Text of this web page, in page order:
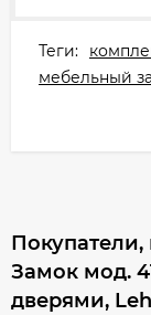
Теги:
мебельный
Замок мод.
дверями,